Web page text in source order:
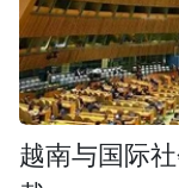
越南与国际